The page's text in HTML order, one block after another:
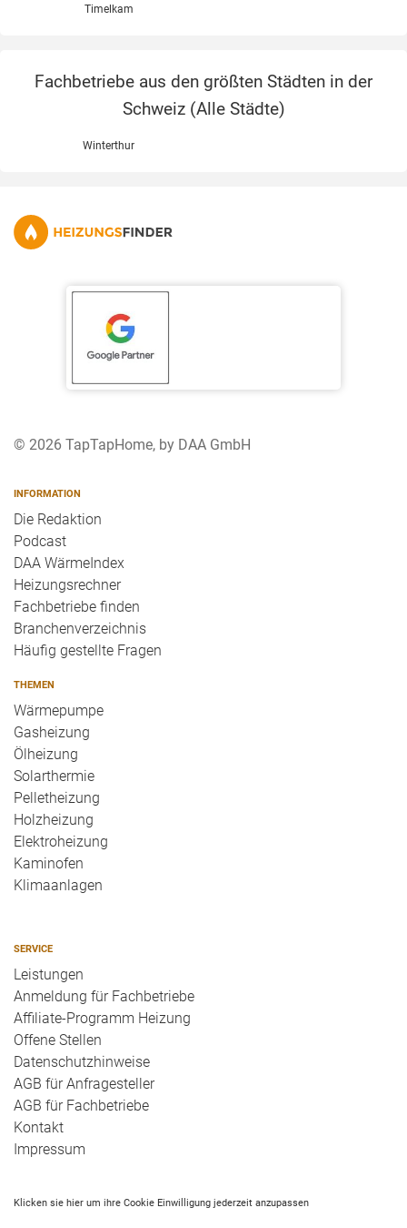
Timelkam
Fachbetriebe aus den größten Städten in der
Schweiz (Alle Städte)
Winterthur
© 2026 TapTapHome, by DAA GmbH
INFORMATION
Die Redaktion
Podcast
DAA WärmeIndex
Heizungsrechner
Fachbetriebe finden
Branchenverzeichnis
Häufig gestellte Fragen
THEMEN
Wärmepumpe
Gasheizung
Ölheizung
Solarthermie
Pelletheizung
Holzheizung
Elektroheizung
Kaminofen
Klimaanlagen
SERVICE
Leistungen
Anmeldung für Fachbetriebe
Affiliate-Programm Heizung
Offene Stellen
Datenschutzhinweise
AGB für Anfragesteller
AGB für Fachbetriebe
Kontakt
Impressum
Klicken sie hier um ihre Cookie Einwilligung jederzeit anzupassen